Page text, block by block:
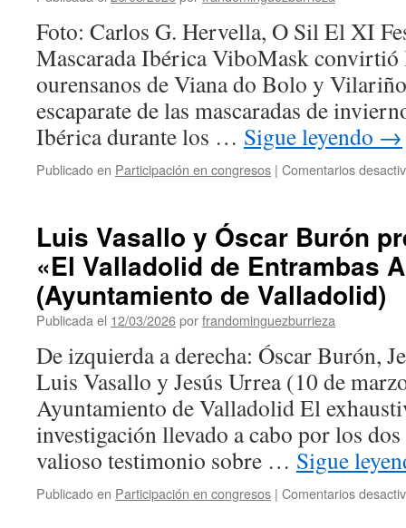
Foto: Carlos G. Hervella, O Sil El XI
Mascarada Ibérica ViboMask
ourensanos de Viana do Bolo y
escaparate de las mascaradas de
Ibérica durante los … Sigue leyendo →
Publicado en Participación en congresos | Comentarios
Luis Vasallo y Óscar Burón
«El Valladolid de Entrambas
(Ayuntamiento de Valladolid)
Publicada el 12/03/2026porfrandominguezburrieza
De izquierda a derecha: Óscar Burón,
Luis Vasallo y Jesús Urrea (10 de
Ayuntamiento de Valladolid El
investigación llevado a cabo por los
valioso testimonio sobre … Sigue
Publicado en Participación en congresos | Comentarios